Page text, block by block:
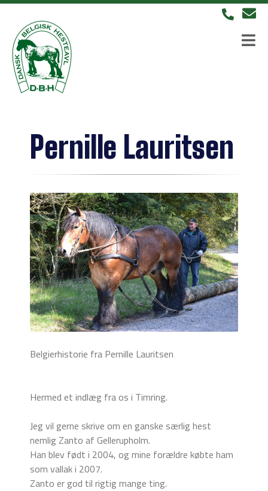
Pernille Lauritsen
Belgierhistorie fra Pernille Lauritsen
Hermed et indlæg fra os i Timring.
Jeg vil gerne skrive om en ganske særlig hest
nemlig Zanto af Gellerupholm.
Han blev født i 2004, og mine forældre købte ham
som vallak i 2007.
Zanto er god til rigtig mange ting.